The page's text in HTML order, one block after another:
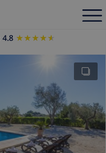
4.8 ★★★★★
★★★★★